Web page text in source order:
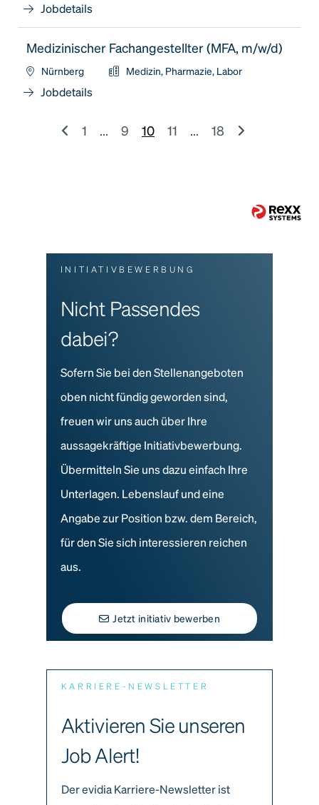
Jobdetails
Medizinischer Fachangestellter (MFA, m/w/d)
Nürnberg Medizin, Pharmazie, Labor
Jobdetails
1 ... 9 10 11 ... 18
INITIATIVBEWERBUNG
Nicht Passendes
dabei?
Sofern Sie bei den Stellenangeboten
oben nicht fündig geworden sind,
freuen wir uns auch über Ihre
aussagekräftige Initiativbewerbung.
Übermitteln Sie uns dazu einfach Ihre
Unterlagen. Lebenslauf und eine
Angabe zur Position bzw. dem Bereich,
für den Sie sich interessieren reichen
aus.
Jetzt initiativ bewerben
KARRIERE-NEWSLETTER
Aktivieren Sie unseren
Job Alert!
Der evidia Karriere-Newsletter ist